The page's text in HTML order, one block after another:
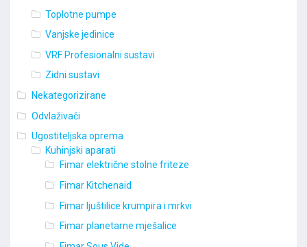
Toplotne pumpe
Vanjske jedinice
VRF Profesionalni sustavi
Zidni sustavi
Nekategorizirane
Odvlaživači
Ugostiteljska oprema
Kuhinjski aparati
Fimar električne stolne friteze
Fimar Kitchenaid
Fimar ljuštilice krumpira i mrkvi
Fimar planetarne mješalice